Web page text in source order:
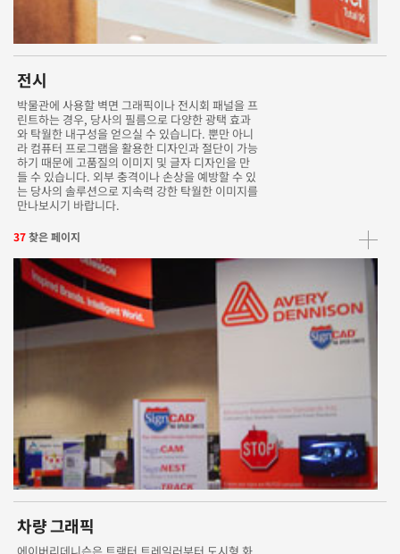
전시
박물관에 사용할 벽면 그래픽이나 전시회 패널을 프
린트하는 경우, 당사의 필름으로 다양한 광택 효과
와 탁월한 내구성을 얻으실 수 있습니다. 뿐만 아니
라 컴퓨터 프로그램을 활용한 디자인과 절단이 가능
하기 때문에 고품질의 이미지 및 글자 디자인을 만
들 수 있습니다. 외부 충격이나 손상을 예방할 수 있
는 당사의 솔루션으로 지속력 강한 탁월한 이미지를
만나보시기 바랍니다.
37찾은 페이지
차량 그래픽